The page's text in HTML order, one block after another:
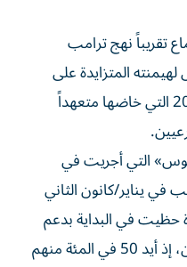
تقريباً ​نهج ترامب
المتزايدة ‌على
الحزب منذ فوزه في انتخابات 2024 التي خاضها متعهداً
التي أجريت في
في يناير/كانون الثاني
حظيت في البداية بدعم
شريحة واسعة نسبياً من الأمريكيين، إذ أيد ​50 في المئة ‌منهم